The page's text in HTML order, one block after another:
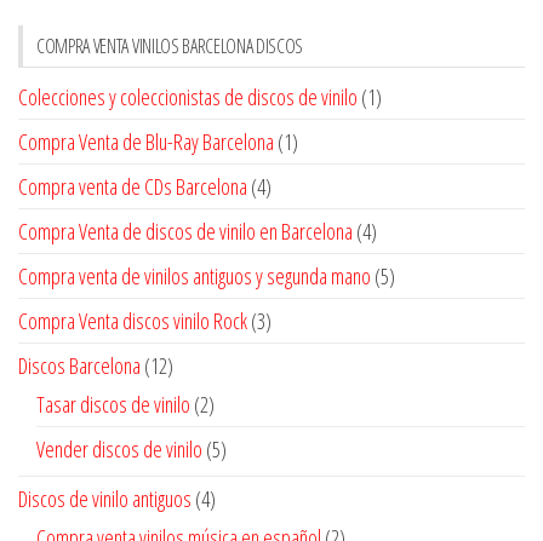
COMPRA VENTA VINILOS BARCELONA DISCOS
Colecciones y coleccionistas de discos de vinilo (1)
Compra Venta de Blu-Ray Barcelona (1)
Compra venta de CDs Barcelona (4)
Compra Venta de discos de vinilo en Barcelona (4)
Compra venta de vinilos antiguos y segunda mano (5)
Compra Venta discos vinilo Rock(3)
Discos Barcelona (12)
Tasar discos de vinilo (2)
Vender discos de vinilo (5)
Discos de vinilo antiguos (4)